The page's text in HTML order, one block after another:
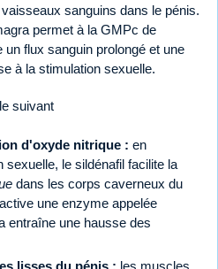
sanguins dans le pénis.
permet à la GMPc de
flux sanguin prolongé et une
à la stimulation sexuelle.
suivant
d'oxyde nitrique : en
sexuelle, le sildénafil facilite la
dans les corps caverneux du
une enzyme appelée
entraîne une hausse des
lisses du pénis : les muscles